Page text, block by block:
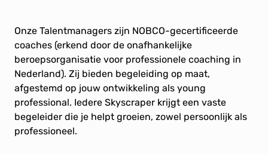
Onze Talentmanagers zijn NOBCO-gecertificeerde
coaches (erkend door de onafhankelijke
beroepsorganisatie voor professionele coaching in
Nederland). Zij bieden begeleiding op maat,
afgestemd op jouw ontwikkeling als young
professional. Iedere Skyscraper krijgt een vaste
begeleider die je helpt groeien, zowel persoonlijk als
professioneel.